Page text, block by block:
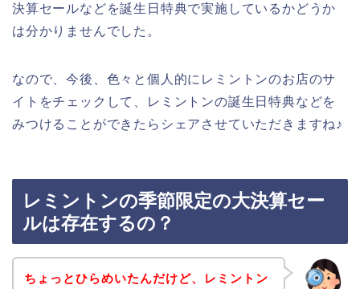
決算セールなどを誕生日特典で実施しているかどうか
は分かりませんでした。
なので、今後、色々と個人的にレミントンのお店のサ
イトをチェックして、レミントンの誕生日特典などを
みつけることができたらシェアさせていただきますね♪
レミントンの季節限定の大決算セー
ルは存在するの？
ちょっとひらめいたんだけど、レミントン